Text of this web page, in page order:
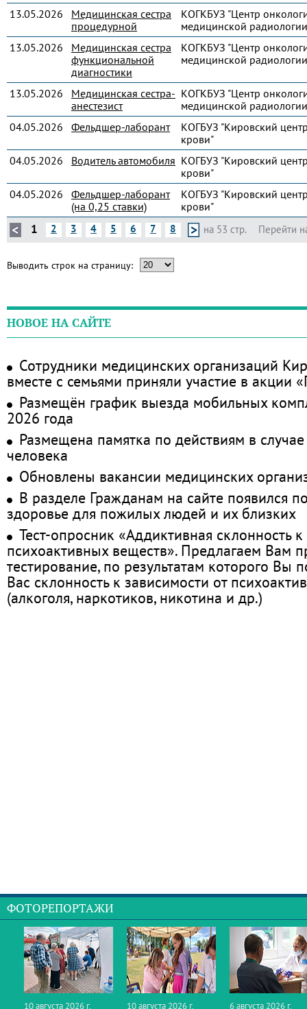
13.05.2026
Медицинская сестра
процедурной
КОГКБУЗ "Центр
медицинской
13.05.2026
Медицинская сестра
функциональной
диагностики
КОГКБУЗ "Центр
медицинской
13.05.2026
Медицинская сестра-
анестезист
КОГКБУЗ "Центр
медицинской
04.05.2026
Фельдшер-лаборант
КОГБУЗ "Кировский
крови"
04.05.2026
Водитель автомобиля КОГБУЗ "Кировский
крови"
04.05.2026
Фельдшер-лаборант
(на 0,25 ставки)
КОГБУЗ "Кировский
крови"
Перейти
1 2 3 4 5 6 7 8 на 53 стр.
Выводить строк на страницу:
НОВОЕ НА САЙТЕ
Сотрудники медицинских организаций
вместе с семьями приняли участие в акции
Размещён график выезда мобильных
2026 года
Размещена памятка по действиям в
человека
Обновлены вакансии медицинских
В разделе Гражданам на сайте появился
здоровье для пожилых людей и их близких
Тест-опросник «Аддиктивная склонность
психоактивных веществ». Предлагаем Вам
тестирование, по результатам которого Вы
Вас склонность к зависимости от
(алкоголя, наркотиков, никотина и др.)
ФОТОРЕПОРТАЖИ
10 августа 2026 г. 10 августа 2026 г. 6 августа 2026 г.